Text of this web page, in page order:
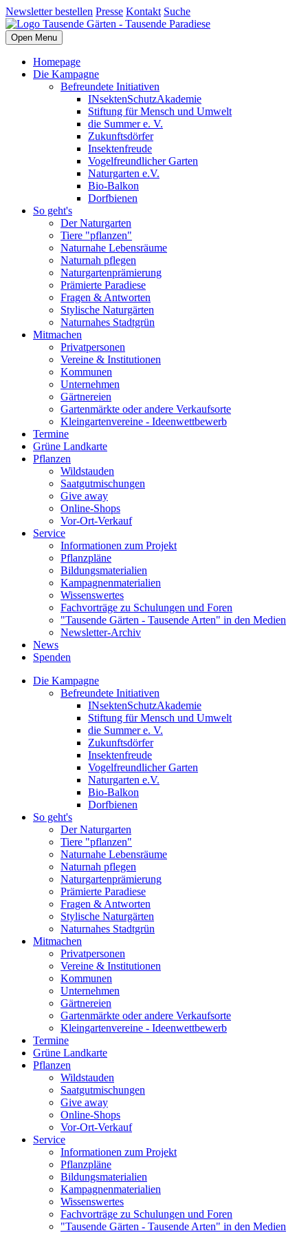
Newsletter bestellen Presse Kontakt Suche
Open Menu
Homepage
Die Kampagne
Befreundete Initiativen
INsektenSchutzAkademie
Stiftung für Mensch und Umwelt
die Summer e. V.
Zukunftsdörfer
Insektenfreude
Vogelfreundlicher Garten
Naturgarten e.V.
Bio-Balkon
Dorfbienen
So geht's
Der Naturgarten
Tiere "pflanzen"
Naturnahe Lebensräume
Naturnah pflegen
Naturgartenprämierung
Prämierte Paradiese
Fragen & Antworten
Stylische Naturgärten
Naturnahes Stadtgrün
Mitmachen
Privatpersonen
Vereine & Institutionen
Kommunen
Unternehmen
Gärtnereien
Gartenmärkte oder andere Verkaufsorte
Kleingartenvereine - Ideenwettbewerb
Termine
Grüne Landkarte
Pflanzen
Wildstauden
Saatgutmischungen
Give away
Online-Shops
Vor-Ort-Verkauf
Service
Informationen zum Projekt
Pflanzpläne
Bildungsmaterialien
Kampagnenmaterialien
Wissenswertes
Fachvorträge zu Schulungen und Foren
"Tausende Gärten - Tausende Arten" in den Medien
Newsletter-Archiv
News
Spenden
Die Kampagne
Befreundete Initiativen
INsektenSchutzAkademie
Stiftung für Mensch und Umwelt
die Summer e. V.
Zukunftsdörfer
Insektenfreude
Vogelfreundlicher Garten
Naturgarten e.V.
Bio-Balkon
Dorfbienen
So geht's
Der Naturgarten
Tiere "pflanzen"
Naturnahe Lebensräume
Naturnah pflegen
Naturgartenprämierung
Prämierte Paradiese
Fragen & Antworten
Stylische Naturgärten
Naturnahes Stadtgrün
Mitmachen
Privatpersonen
Vereine & Institutionen
Kommunen
Unternehmen
Gärtnereien
Gartenmärkte oder andere Verkaufsorte
Kleingartenvereine - Ideenwettbewerb
Termine
Grüne Landkarte
Pflanzen
Wildstauden
Saatgutmischungen
Give away
Online-Shops
Vor-Ort-Verkauf
Service
Informationen zum Projekt
Pflanzpläne
Bildungsmaterialien
Kampagnenmaterialien
Wissenswertes
Fachvorträge zu Schulungen und Foren
"Tausende Gärten - Tausende Arten" in den Medien